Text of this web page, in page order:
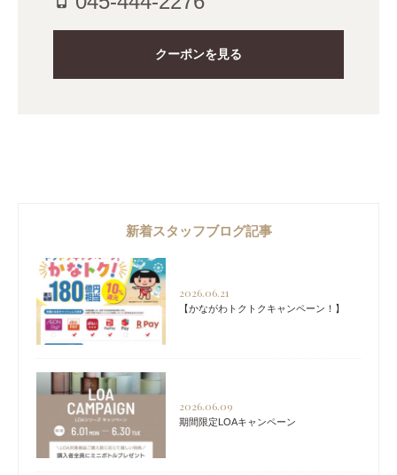
クーポンを見る
新着スタッフブログ記事
2026.06.21
【かながわトクトクキャンペーン！】
2026.06.09
期間限定LOAキャンペーン